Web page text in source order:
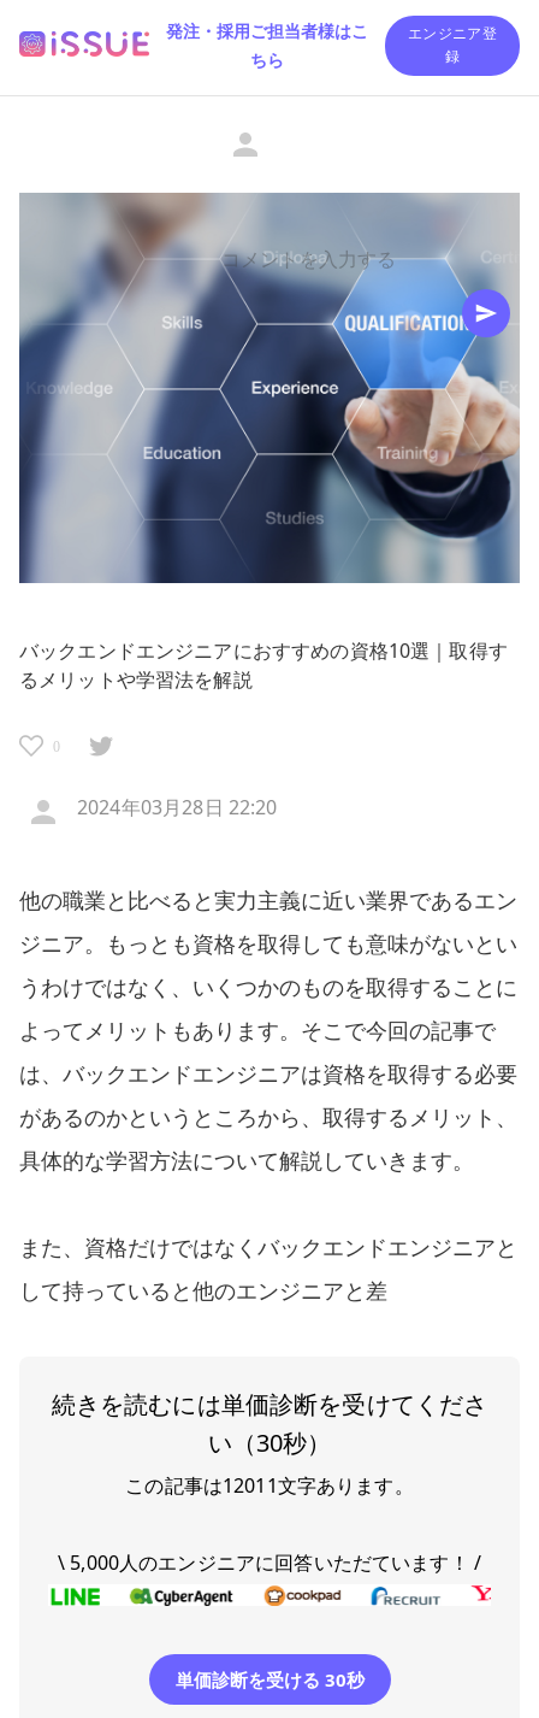
発注・採用ご担当者様はこ
ちら
エンジニア登
録
バックエンドエンジニアにおすすめの資格10選｜取得す
るメリットや学習法を解説
0
2024年03月28日 22:20
他の職業と比べると実力主義に近い業界であるエン
ジニア。もっとも資格を取得しても意味がないとい
うわけではなく、いくつかのものを取得することに
よってメリットもあります。そこで今回の記事で
は、バックエンドエンジニアは資格を取得する必要
があるのかというところから、取得するメリット、
具体的な学習方法について解説していきます。
また、資格だけではなくバックエンドエンジニアと
して持っていると他のエンジニアと差
続きを読むには単価診断を受けてくださ
い（30秒）
この記事は12011文字あります。
\ 5,000人のエンジニアに回答いただています！ /
単価診断を受ける 30秒